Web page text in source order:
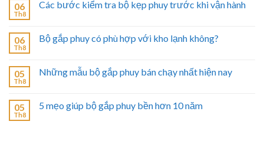
06
Th8
Các bước kiểm tra bộ kẹp phuy trước khi vận hành
06
Th8
Bộ gắp phuy có phù hợp với kho lạnh không?
05
Th8
Những mẫu bộ gắp phuy bán chạy nhất hiện nay
05
Th8
5 mẹo giúp bộ gắp phuy bền hơn 10 năm